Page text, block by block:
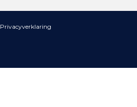
Privacyverklaring